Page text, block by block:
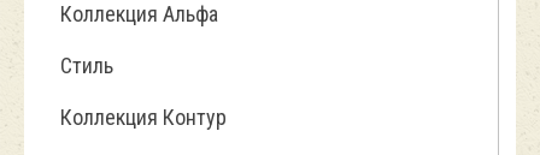
Коллекция Альфа
Стиль
Коллекция Контур